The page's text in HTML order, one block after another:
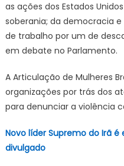
as ações dos Estados
soberania; da democracia
de trabalho por um de
em debate no Parlamento.
A Articulação de Mulheres
organizações por trás dos
para denunciar a violência
Novo líder Supremo do Irã
divulgado